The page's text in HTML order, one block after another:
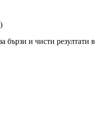
бързи и чисти резултати в